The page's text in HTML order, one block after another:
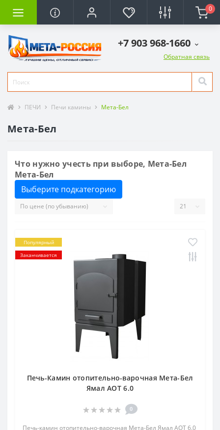
0
+7 903 968-1660
Обратная связь
ПЕЧИ Печи камины Мета-Бел
Мета-Бел
Что нужно учесть при выборе, Мета-Бел
Мета-Бел
Выберите подкатегорию
Популярный
Заканчивается
Печь-Камин отопительно-варочная Мета-Бел
Ямал АОТ 6.0
0
Печь-камин отопительно-варочная Мета-Бел Ямал АОТ 6.0